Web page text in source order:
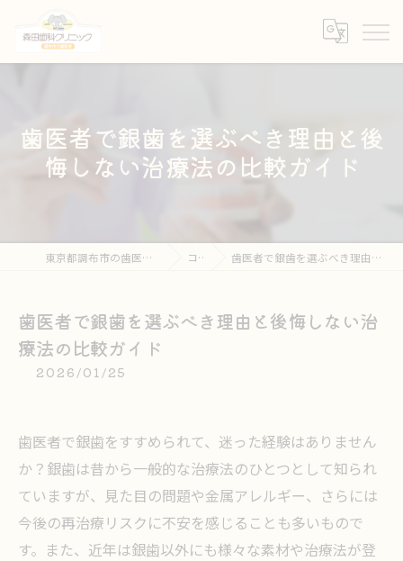
歯医者で銀歯を選ぶべき理由と後
悔しない治療法の比較ガイド
東京都調布市の歯医者なら森田歯科クリニック コラム 歯医者で銀歯を選ぶべき理由と後悔しない治療法の比較ガイド
歯医者で銀歯を選ぶべき理由と後悔しない治
療法の比較ガイド
2026/01/25
歯医者で銀歯をすすめられて、迷った経験はありません
か？銀歯は昔から一般的な治療法のひとつとして知られ
ていますが、見た目の問題や金属アレルギー、さらには
今後の再治療リスクに不安を感じることも多いもので
す。また、近年は銀歯以外にも様々な素材や治療法が登